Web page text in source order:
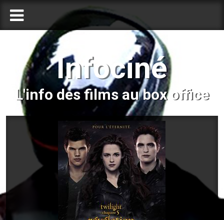
Infociné
L'info des films au box office